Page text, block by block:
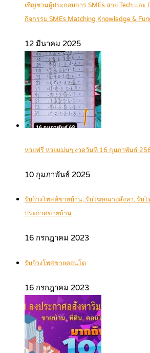
เชิญชวนผู้ประกอบการ SMEs สาย Tech และ
กิจกรรม SMEs Matching Knowledge &
12 มีนาคม 2025
หวยฟรี หวยแม่นๆ งวดวันที่ 16 กุมภาพันธ์
10 กุมภาพันธ์ 2025
รับจ้างโพสต์ขายบ้าน, รับโฆษณาอสังหา, รับโ
ประกาศขายบ้าน
16 กรกฎาคม 2023
รับจ้างโพสขายคอนโด
16 กรกฎาคม 2023